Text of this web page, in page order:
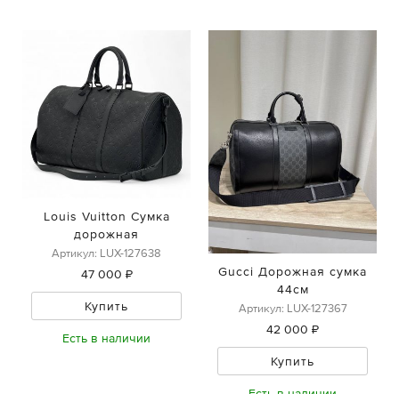
Louis Vuitton Сумка
дорожная
Артикул: LUX-127638
47 000 ₽
Купить
Есть в наличии
Gucci Дорожная сумка
44см
Артикул: LUX-127367
42 000 ₽
Купить